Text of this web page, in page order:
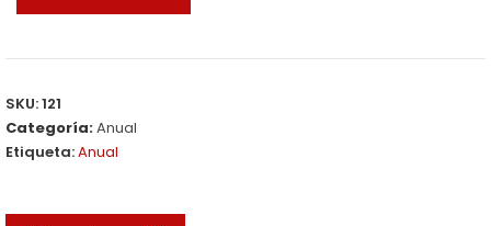
SKU:121
Categoría:Anual
Etiqueta:Anual